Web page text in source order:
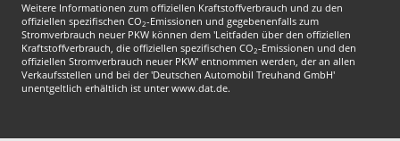
Weitere Informationen zum offiziellen Kraftstoffverbrauch und zu den
offiziellen spezifischen CO2-Emissionen und gegebenenfalls zum
Stromverbrauch neuer PKW können dem 'Leitfaden über den offiziellen
Kraftstoffverbrauch, die offiziellen spezifischen CO2-Emissionen und den
offiziellen Stromverbrauch neuer PKW' entnommen werden, der an allen
Verkaufsstellen und bei der 'Deutschen Automobil Treuhand GmbH'
unentgeltlich erhältlich ist unter www.dat.de.